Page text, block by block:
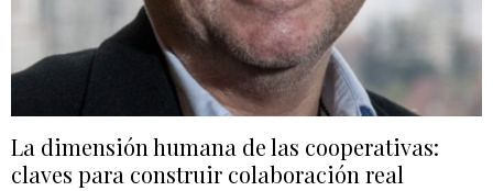
La dimensión humana de las cooperativas:
claves para construir colaboración real